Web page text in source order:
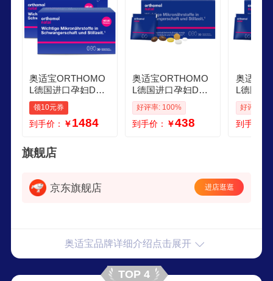
奥适宝ORTHOMO
L德国进口孕妇DHA
营养包 孕期综合维
生素片剂叶酸益生
菌补钙黄金素 孕期
养 30袋3盒
领10元券
到手价： ￥1484
奥适宝ORTHOMO
L德国进口孕妇DHA
黄金素 孕期综合维
生素片剂 叶酸益生
菌钙镁
好评率: 100%
到手价： ￥438
奥适宝
L德国进
黄金素
剂 叶酸
月子餐
好评率:
到手价：
旗舰店
京东旗舰店 进店逛逛
奥适宝品牌详细介绍点击展开
TOP 4